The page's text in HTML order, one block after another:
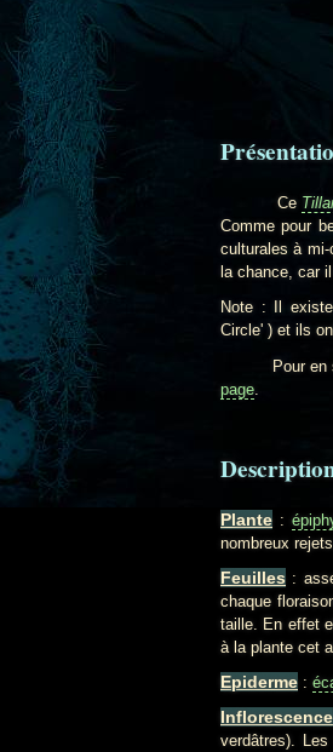
Ce
Comme pour
culturales à
la chance, car
Note : Il
Circle' ) et ils
Pour en
page
Plante :
nombreux
Feuilles :
chaque
taille. En effet
à la plante cet
Epiderme :
Inflorescence
verdâtres). Les